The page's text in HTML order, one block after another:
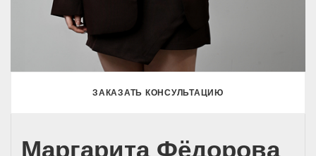
ЗАКАЗАТЬ КОНСУЛЬТАЦИЮ
Маргарита Фёдорова